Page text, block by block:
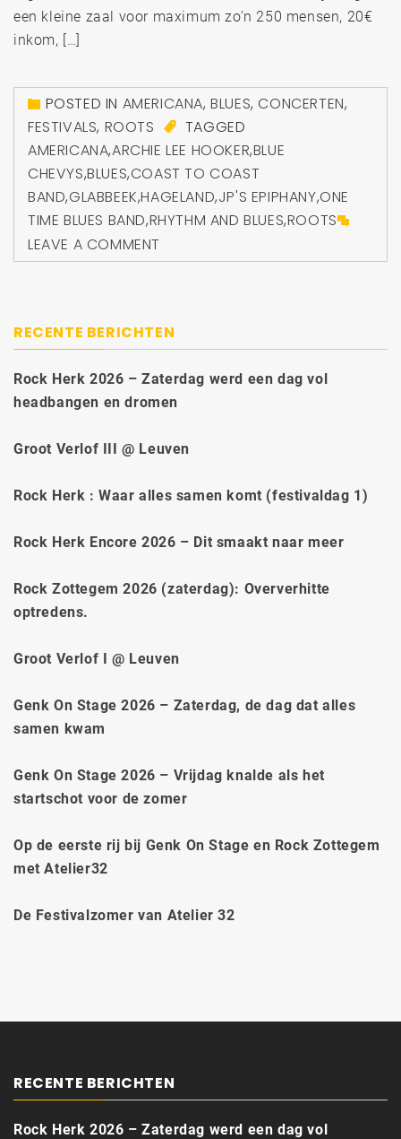
een kleine zaal voor maximum zo’n 250 mensen, 20€
inkom, […]
POSTED IN AMERICANA,BLUES, CONCERTEN,
FESTIVALS, ROOTS
TAGGED
AMERICANA,ARCHIE LEE HOOKER,BLUE
CHEVYS,BLUES,COAST TO COAST
BAND,GLABBEEK,HAGELAND,JP'S EPIPHANY,ONE
TIME BLUES BAND,RHYTHM AND BLUES,ROOTS
LEAVE A COMMENT
RECENTE BERICHTEN
Rock Herk 2026 – Zaterdag werd een dag vol
headbangen en dromen
Groot Verlof III @ Leuven
Rock Herk : Waar alles samen komt (festivaldag 1)
Rock Herk Encore 2026 – Dit smaakt naar meer
Rock Zottegem 2026 (zaterdag): Oververhitte
optredens.
Groot Verlof I @ Leuven
Genk On Stage 2026 – Zaterdag, de dag dat alles
samen kwam
Genk On Stage 2026 – Vrijdag knalde als het
startschot voor de zomer
Op de eerste rij bij Genk On Stage en Rock Zottegem
met Atelier32
De Festivalzomer van Atelier 32
RECENTE BERICHTEN
Rock Herk 2026 – Zaterdag werd een dag vol